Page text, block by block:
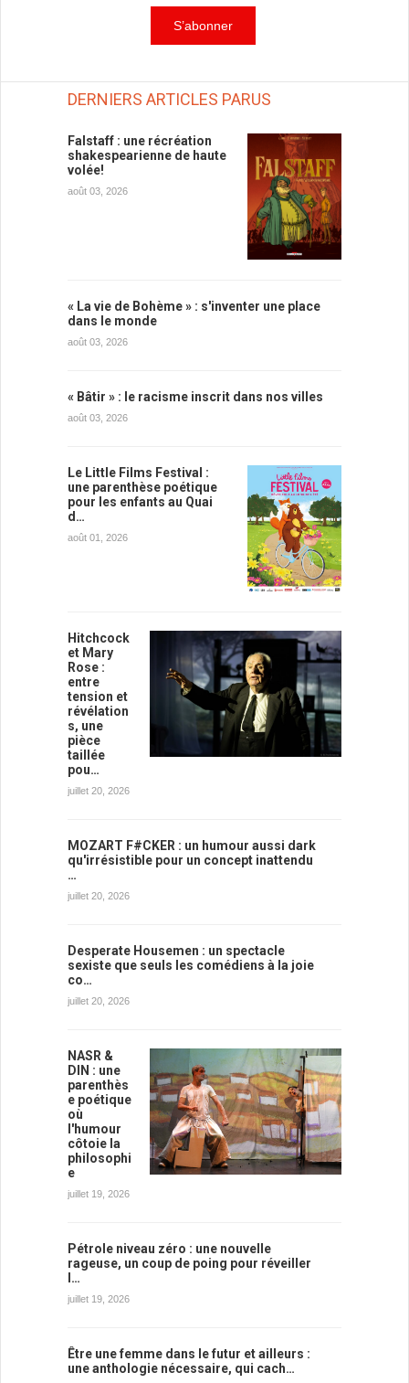
DERNIERS ARTICLES PARUS
Falstaff : une récréation
shakespearienne de haute
volée!
août 03, 2026
« La vie de Bohème » : s'inventer une place
dans le monde
août 03, 2026
« Bâtir » : le racisme inscrit dans nos villes
août 03, 2026
Le Little Films Festival :
une parenthèse poétique
pour les enfants au Quai
d…
août 01, 2026
Hitchcock
et Mary
Rose :
entre
tension et
révélation
s, une
pièce
taillée
pou…
juillet 20, 2026
MOZART F#CKER : un humour aussi dark
qu'irrésistible pour un concept inattendu
…
juillet 20, 2026
Desperate Housemen : un spectacle
sexiste que seuls les comédiens à la joie
co…
juillet 20, 2026
NASR &
DIN : une
parenthès
e poétique
où
l'humour
côtoie la
philosophi
e
juillet 19, 2026
Pétrole niveau zéro : une nouvelle
rageuse, un coup de poing pour réveiller
l…
juillet 19, 2026
Être une femme dans le futur et ailleurs :
une anthologie nécessaire, qui cach…